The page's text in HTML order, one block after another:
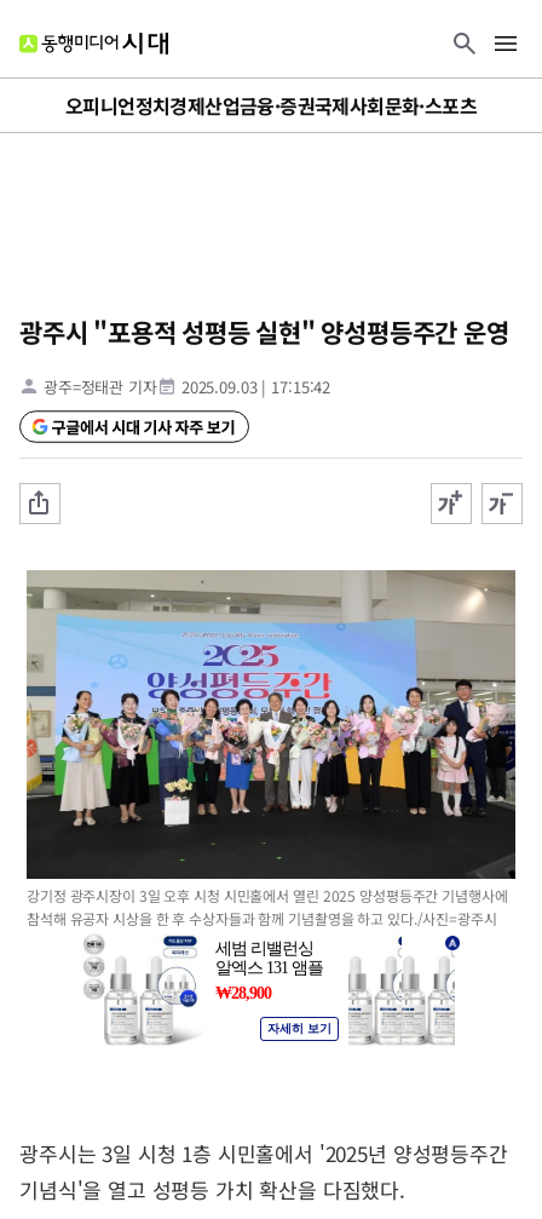
오피니언정치경제산업금융·증권국제사회문화·스포츠
광주시 "포용적 성평등 실현" 양성평등주간 운영
광주=정태관 기자 2025.09.03 | 17:15:42
강기정 광주시장이 3일 오후 시청 시민홀에서 열린 2025 양성평등주간 기념행사에
참석해 유공자 시상을 한 후 수상자들과 함께 기념촬영을 하고 있다./사진=광주시
광주시는 3일 시청 1층 시민홀에서 '2025년 양성평등주간
기념식'을 열고 성평등 가치 확산을 다짐했다.